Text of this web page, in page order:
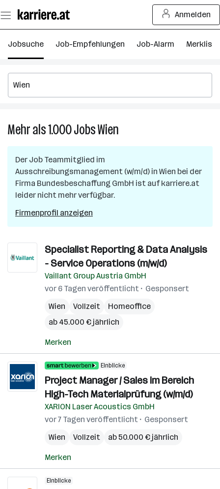
Seiteninhalt
springen
Anmelden
Jobsuche Job-Empfehlungen Job-Alarm Merkliste
Mehr als 1.000JobsWien
in
Wien
Der Job Teammitglied im
Ausschreibungsmanagement (w/m/d) in Wien bei der
Firma Bundesbeschaffung GmbH ist auf karriere.at
leider nicht mehr verfügbar.
Firmenprofil anzeigen
Specialist Reporting & Data Analysis
- Service Operations (m/w/d)
Vaillant Group Austria GmbH
vor 6 Tagen veröffentlicht
Gesponsert
Wien
Vollzeit
Homeoffice
ab 45.000 € jährlich
Merken
Einblicke
Project Manager / Sales im Bereich
High-Tech Materialprüfung (w/m/d)
XARION Laser Acoustics GmbH
vor 7 Tagen veröffentlicht
Gesponsert
Wien
Vollzeit ab 50.000 € jährlich
Merken
Einblicke